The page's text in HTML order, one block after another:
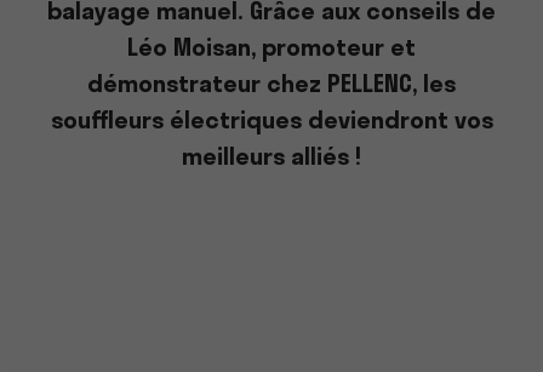
balayage manuel. Grâce aux conseils de
Léo Moisan, promoteur et
démonstrateur chez PELLENC, les
souffleurs électriques deviendront vos
meilleurs alliés !